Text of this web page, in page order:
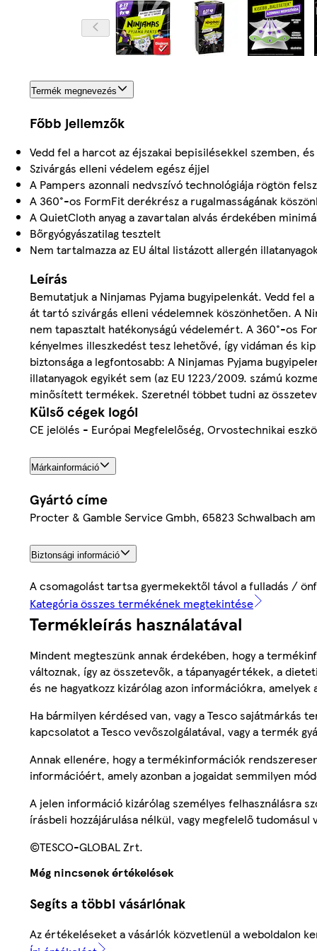
Termék megnevezés
Főbb jellemzők
Vedd fel a harcot az éjszakai bepisilésekkel szemben,
Szivárgás elleni védelem egész éjjel
A Pampers azonnali nedvszívó technológiája rögtön
A 360°-os FormFit derékrész a rugalmasságának
A QuietCloth anyag a zavartalan alvás érdekében
Bőrgyógyászatilag tesztelt
Nem tartalmazza az EU által listázott allergén
Leírás
Bemutatjuk a Ninjamas Pyjama bugyipelenkát. Vedd fel
át tartó szivárgás elleni védelemnek köszönhetően. A
nem tapasztalt hatékonyságú védelemért. A 360°-os
kényelmes illeszkedést tesz lehetővé, így vidáman és
biztonsága a legfontosabb: A Ninjamas Pyjama
illatanyagok egyikét sem (az EU 1223/2009. számú
minősített termékek. Szeretnél többet tudni az
Külső cégek logói
CE jelölés - Európai Megfelelőség, Orvostechnikai
Márkainformáció
Gyártó címe
Procter & Gamble Service Gmbh, 65823 Schwalbach am
Biztonsági információ
A csomagolást tartsa gyermekektől távol a fulladás /
Kategória összes termékének megtekintése
Termékleírás használatával
Mindent megteszünk annak érdekében, hogy a
változnak, így az összetevők, a tápanyagértékek, a
és ne hagyatkozz kizárólag azon információkra, amelyek
Ha bármilyen kérdésed van, vagy a Tesco
kapcsolatot a Tesco vevőszolgálatával, vagy a termék
Annak ellenére, hogy a termékinformációk
információért, amely azonban a jogaidat semmilyen
A jelen információ kizárólag személyes felhasználásra
írásbeli hozzájárulása nélkül, vagy megfelelő tudomásul
©TESCO-GLOBAL Zrt.
Még nincsenek értékelések
Segíts a többi vásárlónak
Az értékeléseket a vásárlók közvetlenül a weboldalon